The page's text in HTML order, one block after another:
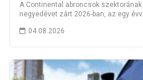
A Continental abroncsok
negyedévet zárt 2026-ban, az egy
04.08.2026